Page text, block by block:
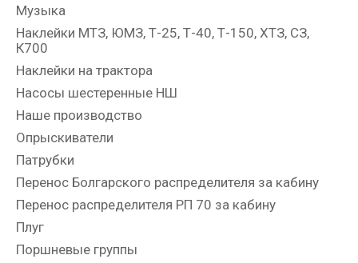
Музыка
Наклейки МТЗ, ЮМЗ, Т-25, Т-40, Т-150, ХТЗ, СЗ,
К700
Наклейки на трактора
Насосы шестеренные НШ
Наше производство
Опрыскиватели
Патрубки
Перенос Болгарского распределителя за кабину
Перенос распределителя РП 70 за кабину
Плуг
Поршневые группы